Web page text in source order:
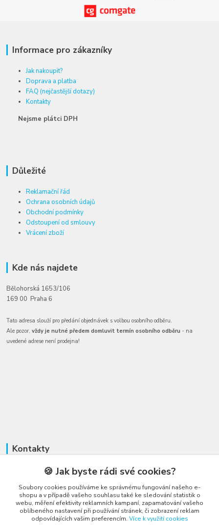
Informace pro zákazníky
Jak nakoupit?
Doprava a platba
FAQ (nejčastější dotazy)
Kontakty
Nejsme plátci DPH
Důležité
Reklamační řád
Ochrana osobních údajů
Obchodní podmínky
Odstoupení od smlouvy
Vrácení zboží
Kde nás najdete
Bělohorská 1653/106
169 00 Praha 6
Tato adresa slouží pro předání objednávek s volbou osobního odběru.
Ale pozor,vždy je nutné předem domluvit termín osobního odběru - na
uvedené adrese není prodejna!
Kontakty
Honza Adámek
+420 775 231 066
🍪 Jak byste rádi své cookies?
Soubory cookies používáme ke správnému fungování našeho e-
shopu a v případě vašeho souhlasu také ke sledování statistik o
webu, měření efektivity reklamních kampaní, zapamatování vašeho
oblíbeného nastavení při používání stránek, či zobrazení reklam
odpovídajících vašim preferencím. Více k využití cookies